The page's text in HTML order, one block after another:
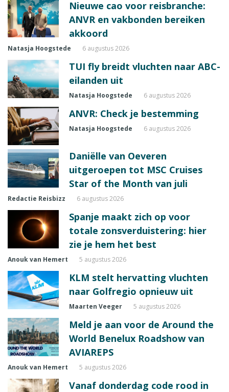
Nieuwe cao voor reisbranche:
ANVR en vakbonden bereiken
akkoord
Natasja Hoogstede 6 augustus 2026
TUI fly breidt vluchten naar ABC-
eilanden uit
Natasja Hoogstede 6 augustus 2026
ANVR: Check je bestemming
Natasja Hoogstede 6 augustus 2026
Daniëlle van Oeveren
uitgeroepen tot MSC Cruises
Star of the Month van juli
Redactie Reisbizz 6 augustus 2026
Spanje maakt zich op voor
totale zonsverduistering: hier
zie je hem het best
Anouk van Hemert 5 augustus 2026
KLM stelt hervatting vluchten
naar Golfregio opnieuw uit
Maarten Veeger 5 augustus 2026
Meld je aan voor de Around the
World Benelux Roadshow van
AVIAREPS
Anouk van Hemert 5 augustus 2026
Vanaf donderdag code rood in